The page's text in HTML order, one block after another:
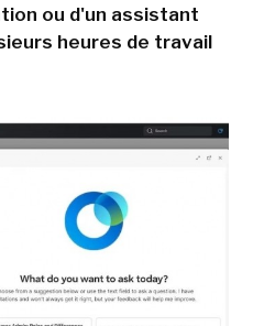
ou d'un assistant
heures de travail